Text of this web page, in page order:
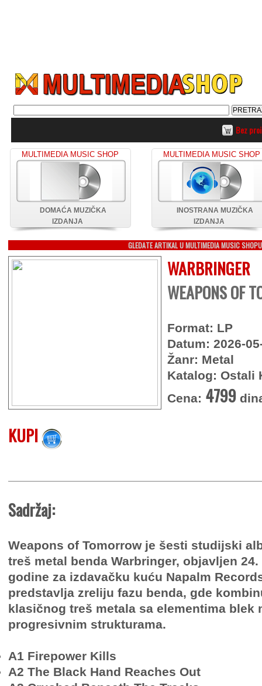
Bez
MULTIMEDIA MUSIC SHOP
DOMAĆA MUZIČKA
IZDANJA
MULTIMEDIA MUSIC SHOP
INOSTRANA MUZIČKA
IZDANJA
GLEDATE ARTIKAL U MULTIMEDIA MUSIC SHOPU
WARBRINGER
WEAPONS OF
Format: LP
Datum: 2026-
Žanr: Metal
Katalog: Ostali
Cena: 4799
KUPI
Sadržaj:
Weapons of Tomorrow je šesti studijski
treš metal benda Warbringer, objavljen 24.
godine za izdavačku kuću Napalm
predstavlja zreliju fazu benda, gde
klasičnog treš metala sa elementima blek
progresivnim strukturama.
A1 Firepower Kills
A2 The Black Hand Reaches Out